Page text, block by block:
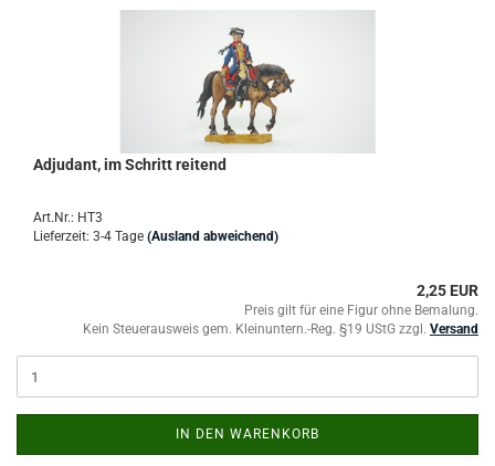
Adjudant, im Schritt reitend
Art.Nr.: HT3
Lieferzeit: 3-4 Tage (Ausland abweichend)
2,25 EUR
Preis gilt für eine Figur ohne Bemalung.
Kein Steuerausweis gem. Kleinuntern.-Reg. §19 UStG zzgl. Versand
IN DEN WARENKORB